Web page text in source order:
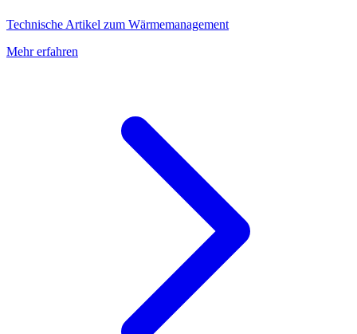
Technische Artikel zum Wärmemanagement
Mehr erfahren